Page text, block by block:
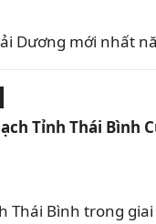
Dương mới nhất
Tỉnh Thái Bình
Thái Bình trong